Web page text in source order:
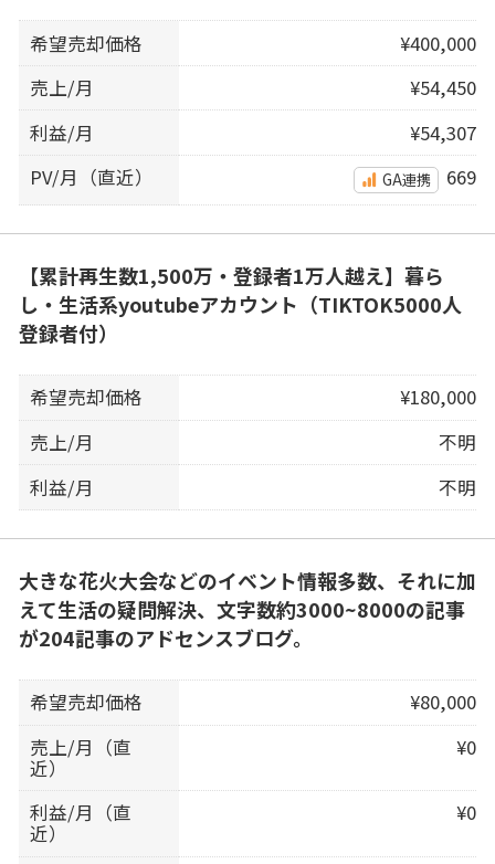
希望売却価格
¥400,000
売上/月
¥54,450
利益/月
¥54,307
PV/月（直近）
GA連携 669
【累計再生数1,500万・登録者1万人越え】暮ら
し・生活系youtubeアカウント（TIKTOK5000人
登録者付）
希望売却価格
¥180,000
売上/月
不明
利益/月
不明
大きな花火大会などのイベント情報多数、それに加
えて生活の疑問解決、文字数約3000~8000の記事
が204記事のアドセンスブログ。
希望売却価格
¥80,000
売上/月（直
近）
¥0
利益/月（直
近）
¥0